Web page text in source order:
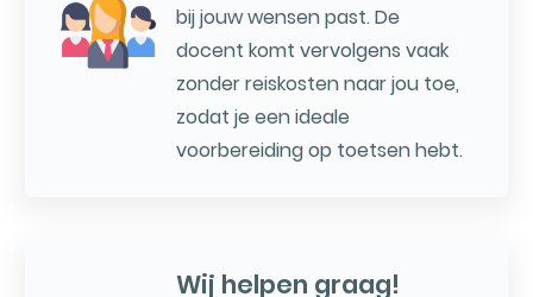
bij jouw wensen past. De
docent komt vervolgens vaak
zonder reiskosten naar jou toe,
zodat je een ideale
voorbereiding op toetsen hebt.
Wij helpen graag!